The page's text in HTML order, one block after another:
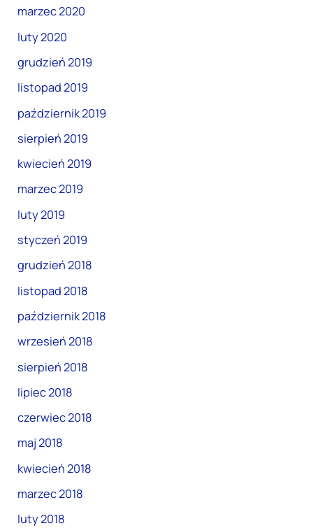
marzec 2020
luty 2020
grudzień 2019
listopad 2019
październik 2019
sierpień 2019
kwiecień 2019
marzec 2019
luty 2019
styczeń 2019
grudzień 2018
listopad 2018
październik 2018
wrzesień 2018
sierpień 2018
lipiec 2018
czerwiec 2018
maj 2018
kwiecień 2018
marzec 2018
luty 2018